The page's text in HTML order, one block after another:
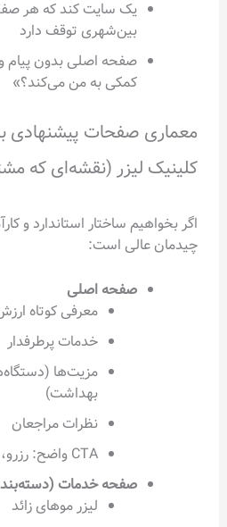
یک سایت کند که هر
بین‌شهری توقف دارد
صفحه اصلی بدون پیام
کمکی به من می‌کند؟»
معماری صفحات پیشنهادی
کلینیک لیزر (نقشه‌ای که
اگر بخواهیم ساختار استاندارد و
چیدمان عالی است:
صفحه اصلی
معرفی کوتاه
خدمات پرطرفدار
مزیت‌ها
بهداشت)
نظرات مراجعان
CTA واضح: رزرو، تماس، مشاوره
صفحه خدمات
لیزر موهای زائد